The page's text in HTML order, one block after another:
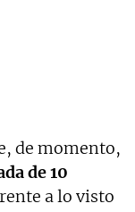
de momento,
de 10
a lo visto